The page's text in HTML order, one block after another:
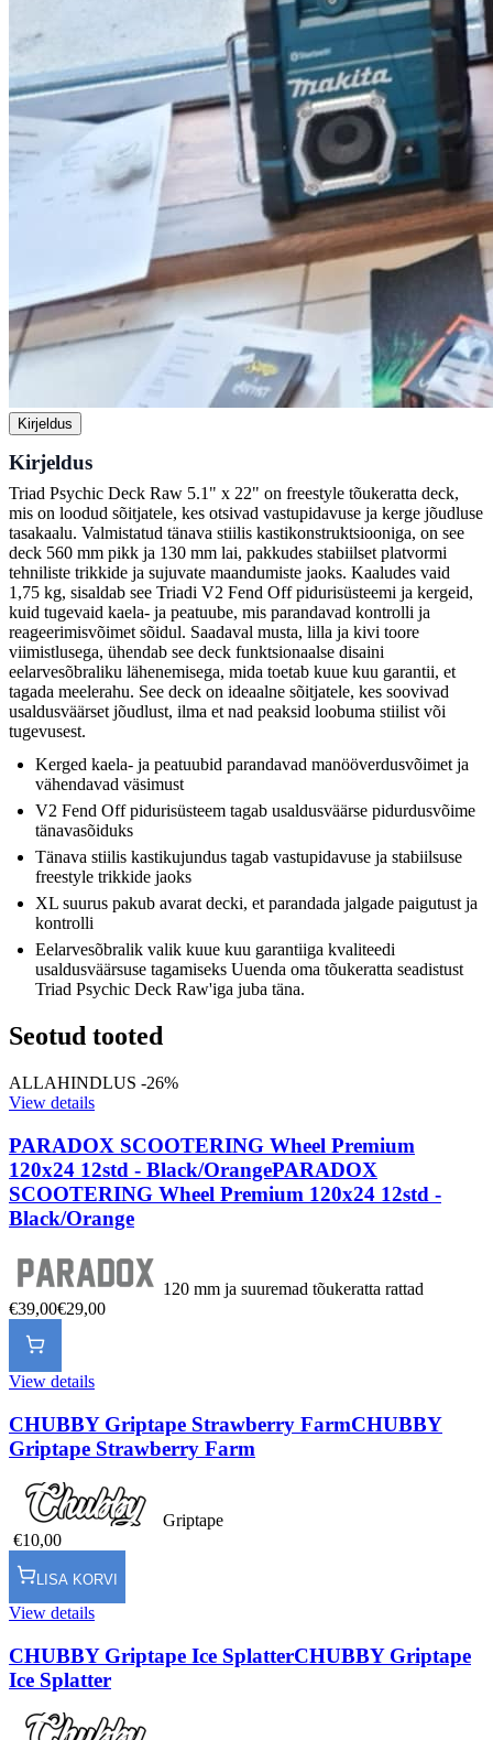
Kirjeldus
Kirjeldus
Triad Psychic Deck Raw 5.1" x 22" on freestyle tõukeratta deck,
mis on loodud sõitjatele, kes otsivad vastupidavuse ja kerge jõudluse
tasakaalu. Valmistatud tänava stiilis kastikonstruktsiooniga, on see
deck 560 mm pikk ja 130 mm lai, pakkudes stabiilset platvormi
tehniliste trikkide ja sujuvate maandumiste jaoks. Kaaludes vaid
1,75 kg, sisaldab see Triadi V2 Fend Off pidurisüsteemi ja kergeid,
kuid tugevaid kaela- ja peatuube, mis parandavad kontrolli ja
reageerimisvõimet sõidul. Saadaval musta, lilla ja kivi toore
viimistlusega, ühendab see deck funktsionaalse disaini
eelarvesõbraliku lähenemisega, mida toetab kuue kuu garantii, et
tagada meelerahu. See deck on ideaalne sõitjatele, kes soovivad
usaldusväärset jõudlust, ilma et nad peaksid loobuma stiilist või
tugevusest.
Kerged kaela- ja peatuubid parandavad manööverdusvõimet ja
vähendavad väsimust
V2 Fend Off pidurisüsteem tagab usaldusväärse pidurdusvõime
tänavasõiduks
Tänava stiilis kastikujundus tagab vastupidavuse ja stabiilsuse
freestyle trikkide jaoks
XL suurus pakub avarat decki, et parandada jalgade paigutust ja
kontrolli
Eelarvesõbralik valik kuue kuu garantiiga kvaliteedi
usaldusväärsuse tagamiseks Uuenda oma tõukeratta seadistust
Triad Psychic Deck Raw'iga juba täna.
Seotud tooted
ALLAHINDLUS -26%
View details
PARADOX SCOOTERING Wheel Premium
120x24 12std - Black/OrangePARADOX
SCOOTERING Wheel Premium 120x24 12std -
Black/Orange
120 mm ja suuremad tõukeratta rattad
€39,00€29,00
View details
CHUBBY Griptape Strawberry FarmCHUBBY
Griptape Strawberry Farm
Griptape
€10,00
LISA KORVI
View details
CHUBBY Griptape Ice SplatterCHUBBY Griptape
Ice Splatter